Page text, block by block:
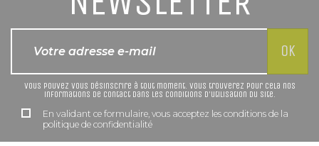
Vous pouvez vous désinscrire à tout moment. Vous trouverez pour cela nos
informations de contact dans les conditions d'utilisation du site.
En validant ce formulaire, vous acceptez les conditions de la
politique de confidentialité